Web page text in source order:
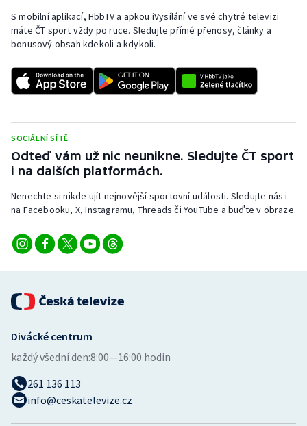
Rychlostní kanoistika
Short track
Stolní tenis
Triatlon
Veslování
Vodní slalom
Volejbal
Ostatní
S mobilní aplikací, HbbTV a apkou iVysílání ve své chytré televizi
máte ČT sport vždy po ruce. Sledujte přímé přenosy, články a
bonusový obsah kdekoli a kdykoli.
SOCIÁLNÍ SÍTĚ
Odteď vám už nic neunikne. Sledujte ČT sport
i na dalších platformách.
Nenechte si nikde ujít nejnovější sportovní události. Sledujte nás i
na Facebooku, X, Instagramu, Threads či YouTube a buďte v obraze.
Divácké centrum
každý všední den:8:00—16:00 hodin
261 136 113
info@ceskatelevize.cz